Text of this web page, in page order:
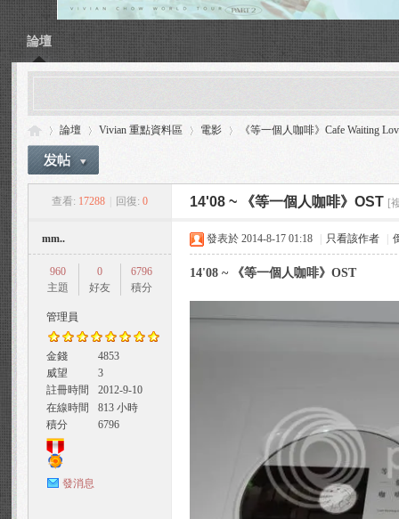
論壇
論壇
›
Vivian 重點資料區 電影
›
《等一個人咖啡》Cafe Waiting
查看: 17288 回復: 0 14'08 ~ 《等一個人咖啡》OST [
mm..
960
主題
0
好友
6796
積分
管理員
金錢
4853
威望
3
註冊時間
2012-9-10
在線時間
813 小時
積分
6796
發消息
發表於 2014-8-17 01:18 只看該作者
14'08 ~ 《等一個人咖啡》OST